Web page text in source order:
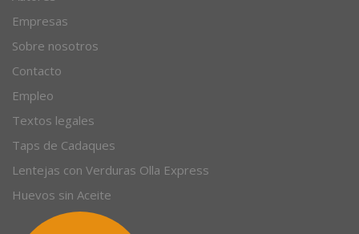
Empresas
Sobre nosotros
Contacto
Empleo
Textos legales
Taps de Cadaques
Lentejas con Verduras Olla Express
Huevos sin Aceite